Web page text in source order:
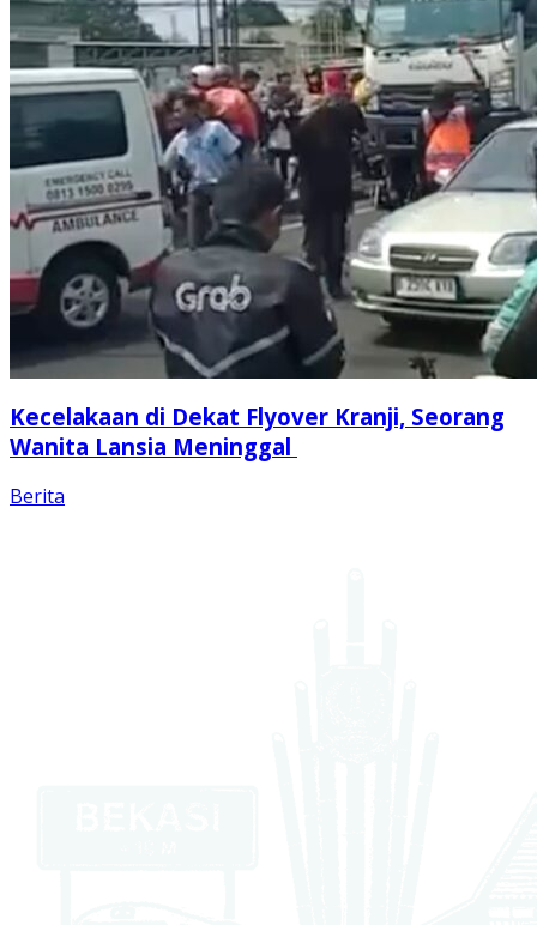
Kecelakaan di Dekat Flyover Kranji, Seorang
Wanita Lansia Meninggal
Berita